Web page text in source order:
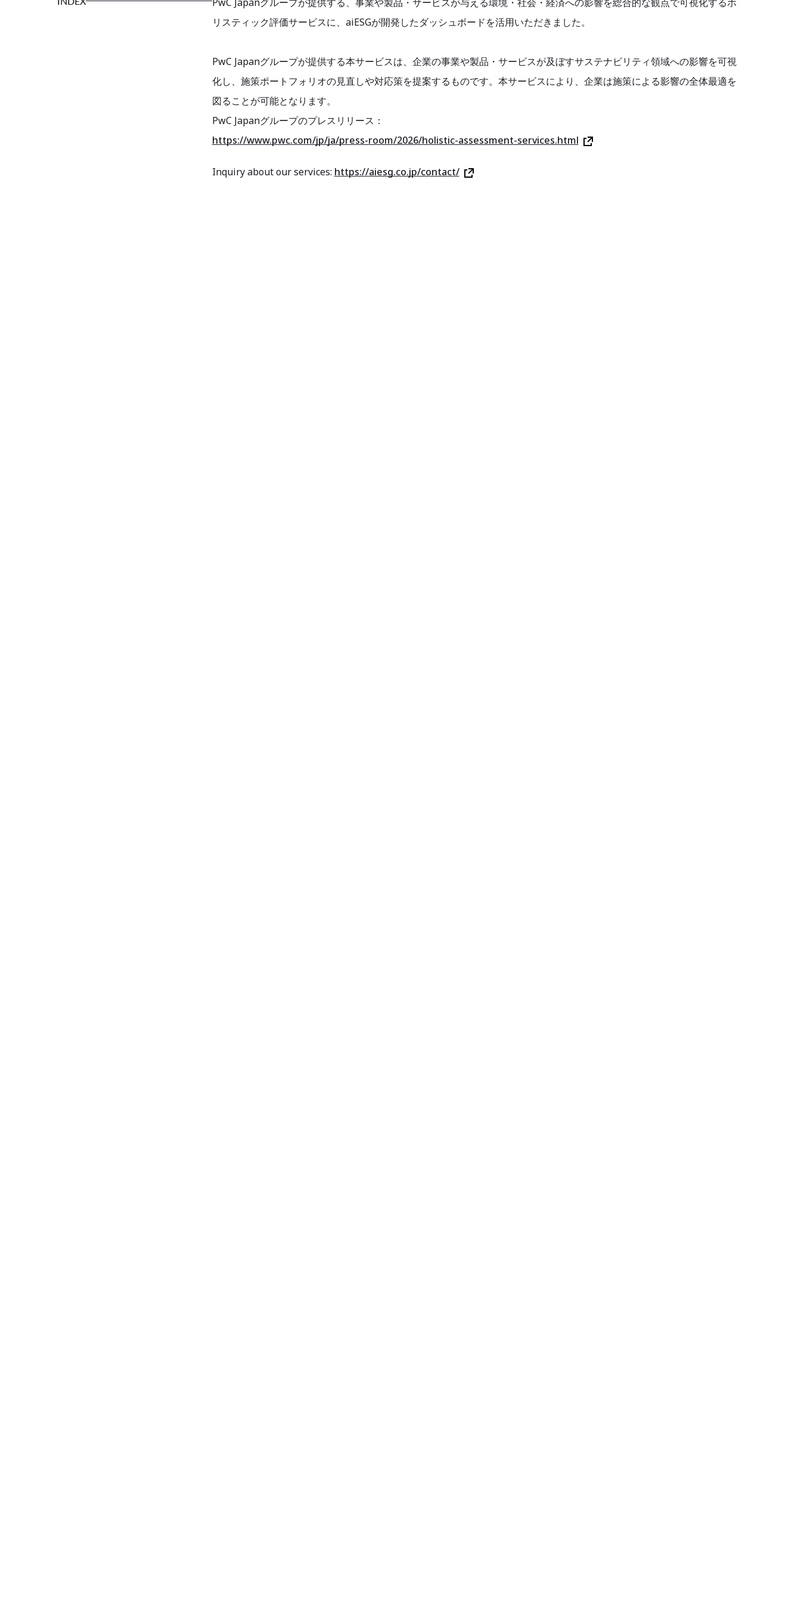
リスティック評価サービスに、aiESGが開発したダッシュボードを活用いただきました。
PwC Japanグループが提供する本サービスは、企業の事業や製品・サービスが及ぼすサステナビリティ領域への影響を可視
化し、施策ポートフォリオの見直しや対応策を提案するものです。本サービスにより、企業は施策による影響の全体最適を
図ることが可能となります。
PwC Japanグループのプレスリリース：
https://www.pwc.com/jp/ja/press-room/2026/holistic-assessment-services.html
Inquiry about our services: https://aiesg.co.jp/contact/